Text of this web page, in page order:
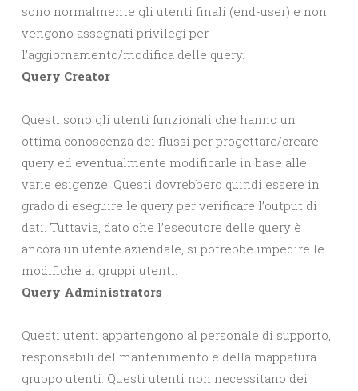
sono normalmente gli utenti finali (end-user) e non
vengono assegnati privilegi per
l’aggiornamento/modifica delle query.
Query Creator
Questi sono gli utenti funzionali che hanno un
ottima conoscenza dei flussi per progettare/creare
query ed eventualmente modificarle in base alle
varie esigenze. Questi dovrebbero quindi essere in
grado di eseguire le query per verificare l’output di
dati. Tuttavia, dato che l’esecutore delle query è
ancora un utente aziendale, si potrebbe impedire le
modifiche ai gruppi utenti.
Query Administrators
Questi utenti appartengono al personale di supporto,
responsabili del mantenimento e della mappatura
gruppo utenti. Questi utenti non necessitano dei